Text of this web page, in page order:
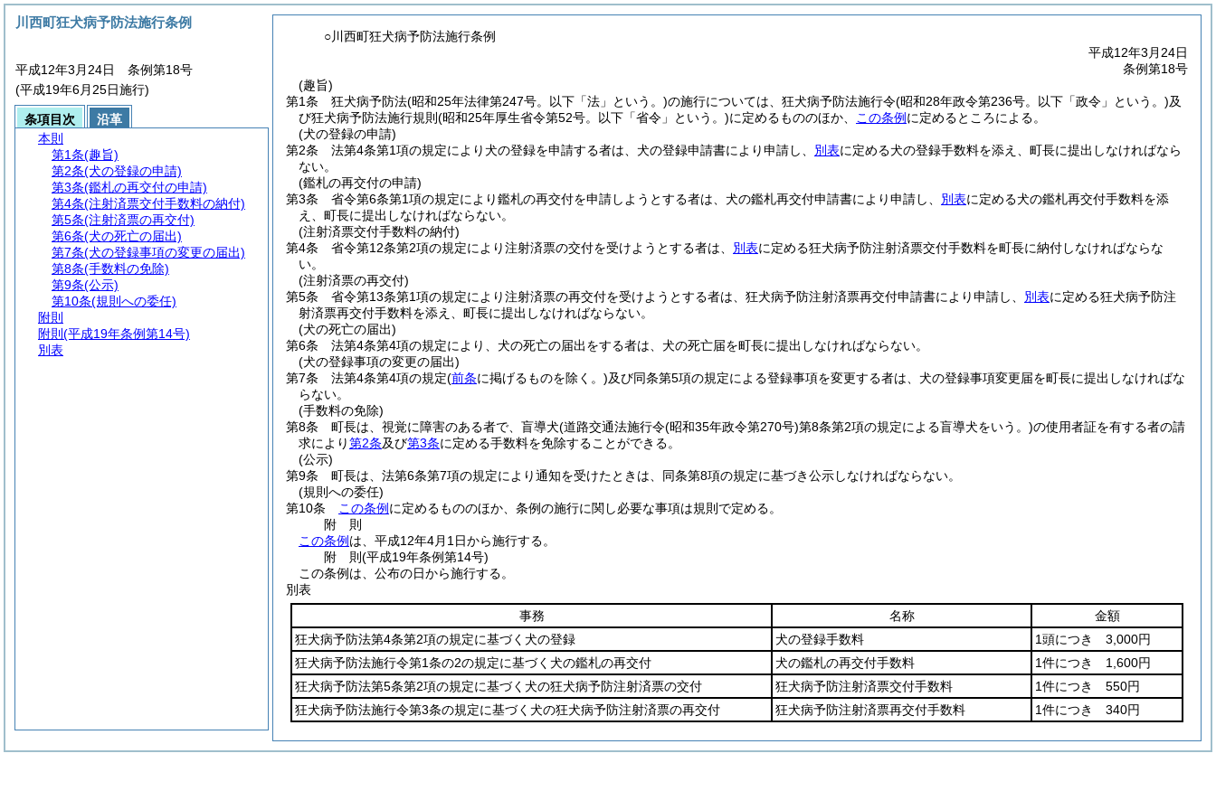
○川西町狂犬病予防法施行条例
平成12年3月24日
条例第18号
(趣旨)
第1条
狂犬病予防法(昭和25年法律第247号。以下「法」という。)の施行については、狂犬病予防法施行令(昭和28年政令第236号。以下「政令」という。)及
び狂犬病予防法施行規則 (昭和25年厚生省令第52号。以下「省令」という。)に定めるもののほか、 この条例 に定めるところによる。
(犬の登録の申請)
第2条
法第4条第1項の規定により犬の登録を申請する者は、犬の登録申請書により申請し、 別表に定める犬の登録手数料を添え、町長に提出しなければなら
ない。
(鑑札の再交付の申請)
第3条
省令第6条第1項の規定により鑑札の再交付を申請しようとする者は、犬の鑑札再交付申請書により申請し、 別表に定める犬の鑑札再交付手数料を添
え、町長に提出しなければならない。
(注射済票交付手数料の納付)
第4条
省令第12条第2項の規定により注射済票の交付を受けようとする者は、 別表に定める狂犬病予防注射済票交付手数料を町長に納付しなければならな
い。
(注射済票の再交付)
第5条
省令第13条第1項の規定により注射済票の再交付を受けようとする者は、狂犬病予防注射済票再交付申請書により申請し、 別表に定める狂犬病予防注
射済票再交付手数料を添え、町長に提出しなければならない。
(犬の死亡の届出)
第6条
法第4条第4項の規定により、犬の死亡の届出をする者は、犬の死亡届を町長に提出しなければならない。
(犬の登録事項の変更の届出)
第7条
法第4条第4項の規定(前条に掲げるものを除く。)及び同条第5項の規定による登録事項を変更する者は、犬の登録事項変更届を町長に提出しなければな
らない。
(手数料の免除)
第8条
町長は、視覚に障害のある者で、盲導犬(道路交通法施行令(昭和35年政令第270号)第8条第2項の規定による盲導犬をいう。)の使用者証を有する者の請
求により第2条及び第3条に定める手数料を免除することができる。
(公示)
第9条
町長は、法第6条第7項の規定により通知を受けたときは、同条第8項の規定に基づき公示しなければならない。
(規則への委任)
第10条
この条例 に定めるもののほか、条例の施行に関し必要な事項は規則で定める。
附 則
この条例 は、平成12年4月1日から施行する。
附 則(平成19年条例第14号)
この条例は、公布の日から施行する。
別表
事務
名称
金額
狂犬病予防法第4条第2項の規定に基づく犬の登録
犬の登録手数料
1頭につき 3,000円
狂犬病予防法施行令第1条の2の規定に基づく犬の鑑札の再交付
犬の鑑札の再交付手数料
1件につき 1,600円
狂犬病予防法第5条第2項の規定に基づく犬の狂犬病予防注射済票の交付
狂犬病予防注射済票交付手数料
1件につき 550円
狂犬病予防法施行令第3条の規定に基づく犬の狂犬病予防注射済票の再交付
狂犬病予防注射済票再交付手数料 1件につき 340円
川西町狂犬病予防法施行条例
平成12年3月24日 条例第18号
(平成19年6月25日施行)
条項目次
沿革
本則
第1条(趣旨)
第2条(犬の登録の申請)
第3条(鑑札の再交付の申請)
第4条(注射済票交付手数料の納付)
第5条(注射済票の再交付)
第6条(犬の死亡の届出)
第7条(犬の登録事項の変更の届出)
第8条(手数料の免除)
第9条(公示)
第10条(規則への委任)
附則
附則 (平成19年条例第14号)
別表